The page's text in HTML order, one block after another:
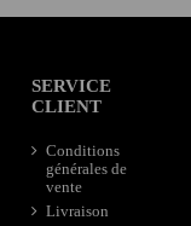
SERVICE
CLIENT
Conditions
générales de
vente
Livraison